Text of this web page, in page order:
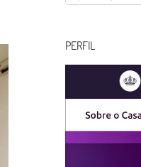
resultados
PERFIL